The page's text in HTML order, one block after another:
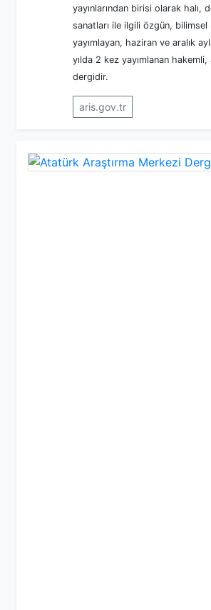
yayınlarından birisi olarak halı,
sanatları ile ilgili özgün, bilimsel
yayımlayan, haziran ve aralık
yılda 2 kez yayımlanan
dergidir.
aris.gov.tr